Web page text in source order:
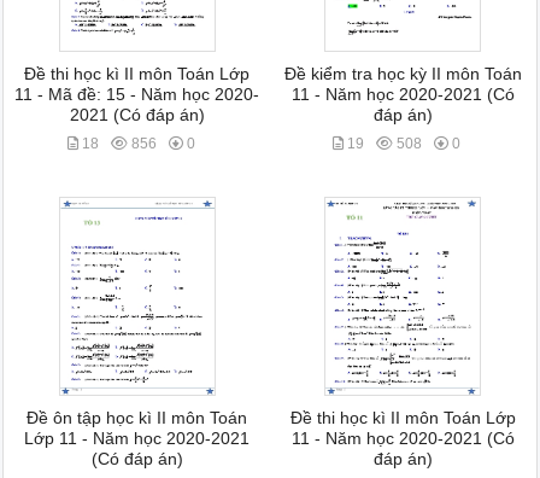
Đề thi học kì II môn Toán Lớp
11 - Mã đề: 15 - Năm học 2020-
2021 (Có đáp án)
18 856 0
Đề kiểm tra học kỳ II môn Toán
11 - Năm học 2020-2021 (Có
đáp án)
19 508 0
Đề ôn tập học kì II môn Toán
Lớp 11 - Năm học 2020-2021
(Có đáp án)
Đề thi học kì II môn Toán Lớp
11 - Năm học 2020-2021 (Có
đáp án)